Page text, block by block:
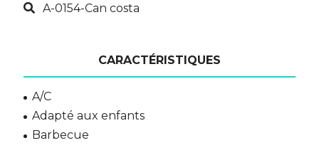
A-0154-Can costa
CARACTÉRISTIQUES
A/C
Adapté aux enfants
Barbecue